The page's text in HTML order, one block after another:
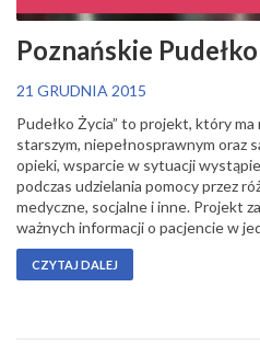
Poznańskie
21 GRUDNIA 2015
Pudełko Życia” to projekt, który
starszym, niepełnosprawnym oraz
opieki, wsparcie w sytuacji
podczas udzielania pomocy przez
medyczne, socjalne i inne. Projekt
ważnych informacji o pacjencie w
CZYTAJ DALEJ